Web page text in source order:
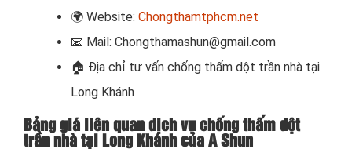
🌍 Website: Chongthamtphcm.net
📧 Mail: Chongthamashun@gmail.com
🏠 Địa chỉ tư vấn chống thấm dột trần nhà tại
Long Khánh
Bảng giá liên quan dịch vụ chống thấm dột
trần nhà tại Long Khánh của A Shun